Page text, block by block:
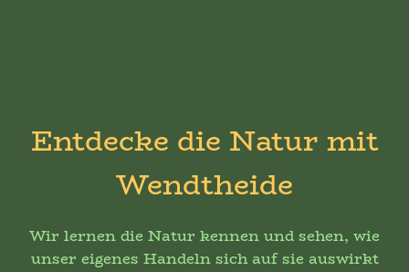
Entdecke die Natur mit
Wendtheide
Wir lernen die Natur kennen und sehen, wie
unser eigenes Handeln sich auf sie auswirkt